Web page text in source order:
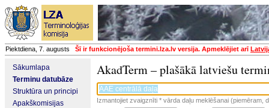
Piektdiena, 7. augusts Šī ir funkcionējoša termini.lza.lv versija. Apmeklējiet arī
Sākumlapa
Terminu datubāze
Struktūra un principi
Apakškomisijas
AkadTerm – plašākā latviešu
Izmantojiet zvaigznīti * vārda daļu meklēšanai (piemēram,